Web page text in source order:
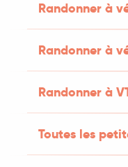
Randonner à
Randonner à
Randonner à
Toutes les